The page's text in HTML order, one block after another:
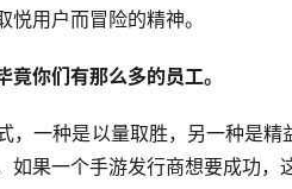
用户而冒险的精神。
你们有那么多的员工。
，一种是以量取胜，另一种是
果一个手游发行商想要成功，